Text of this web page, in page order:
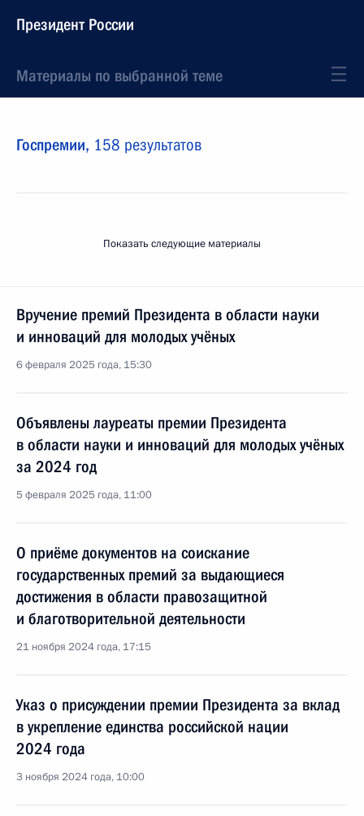
Президент России
Материалы по выбранной теме
Госпремии, 158 результатов
Показать следующие материалы
Вручение премий Президента в области науки
и инноваций для молодых учёных
6 февраля 2025 года, 15:30
Объявлены лауреаты премии Президента
в области науки и инноваций для молодых учёных
за 2024 год
5 февраля 2025 года, 11:00
О приёме документов на соискание
государственных премий за выдающиеся
достижения в области правозащитной
и благотворительной деятельности
21 ноября 2024 года, 17:15
Указ о присуждении премии Президента за вклад
в укрепление единства российской нации
2024 года
3 ноября 2024 года, 10:00